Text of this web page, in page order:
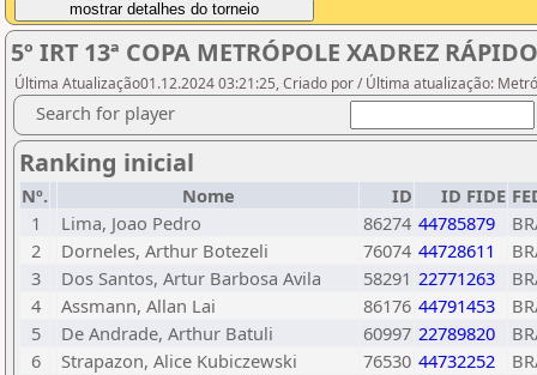
5º IRT 13ª COPA METRÓPOLE XADREZ
Última Atualização01.12.2024 03:21:25, Criado por / Última atualização:
Search for player
Ranking inicial
Nº. Nome ID ID FIDE
1
Lima, Joao Pedro 86274 44785879
2
Dorneles, Arthur Botezeli 76074 44728611
3
Dos Santos, Artur Barbosa Avila 58291 22771263
4
Assmann, Allan Lai 86176 44791453
5
De Andrade, Arthur Batuli 60997 22789820
6
Strapazon, Alice Kubiczewski 76530 44732252